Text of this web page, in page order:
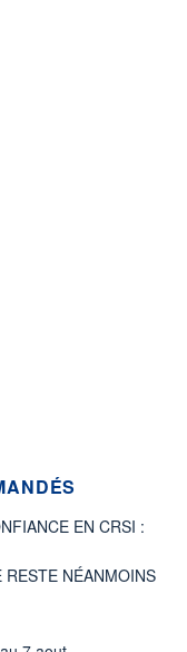
EN CRSI :
NÉANMOINS